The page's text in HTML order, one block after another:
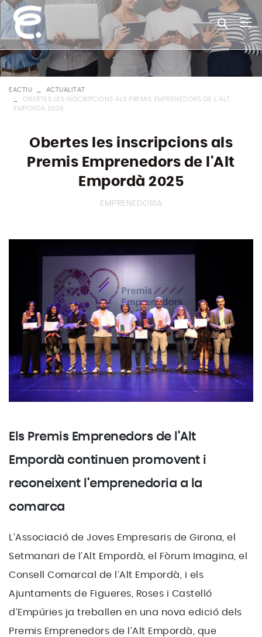
EACTIU
ACTUALITAT
OBERTES LES INSCRIPCIONS ALS PREMIS EMPRENEDORS DE L'ALT
EMPORDÀ 2025
Obertes les inscripcions als
Premis Emprenedors de l'Alt
Empordà 2025
EMPRENEDORIA
Els Premis Emprenedors de l’Alt
Empordà continuen promovent i
reconeixent l’emprenedoria a la
comarca
L’Associació de Joves Empresaris de Girona, el
Setmanari de l’Alt Empordà, el Fòrum Imagina, el
Consell Comarcal de l’Alt Empordà, i els
Ajuntaments de Figueres, Roses i Castelló
d’Empúries ja treballen en una nova edició dels
Premis Emprenedors de l’Alt Empordà, que